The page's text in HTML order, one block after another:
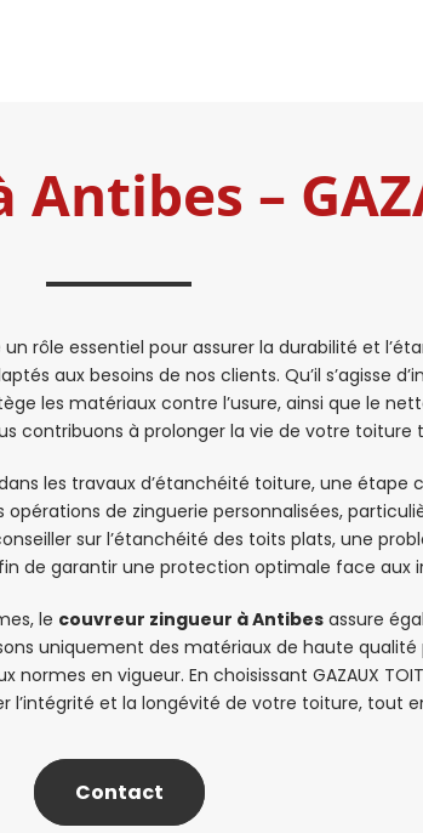
–
rôle essentiel pour assurer la durabilité et
aux besoins de nos clients. Qu’il s’agisse
les matériaux contre l’usure, ainsi que le
contribuons à prolonger la vie de votre
les travaux d’étanchéité toiture, une étape
de zinguerie personnalisées,
sur l’étanchéité des toits plats, une
de garantir une protection optimale face aux
le couvreur zingueur à Antibesassure
uniquement des matériaux de haute
en vigueur. En choisissant GAZAUX
l’intégrité et la longévité de votre toiture, tout
Contact